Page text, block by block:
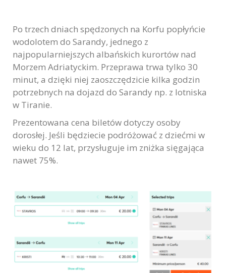
Po trzech dniach spędzonych na Korfu popłyńcie
wodolotem do Sarandy, jednego z
najpopularniejszych albańskich kurortów nad
Morzem Adriatyckim. Przeprawa trwa tylko 30
minut, a dzięki niej zaoszczędzicie kilka godzin
potrzebnych na dojazd do Sarandy np. z lotniska
w Tiranie.
Prezentowana cena biletów dotyczy osoby
dorosłej. Jeśli będziecie podróżować z dziećmi w
wieku do 12 lat, przysługuje im zniżka sięgająca
nawet 75%.